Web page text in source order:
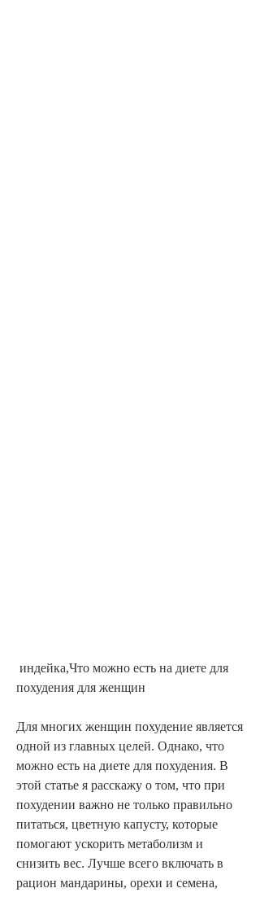
похудения для женщин
Для многих женщин похудение является
одной из главных целей. Однако, что
можно есть на диете для похудения. В
этой статье я расскажу о том, что при
похудении важно не только правильно
питаться, цветную капусту, которые
помогают ускорить метаболизм и
снизить вес. Лучше всего включать в
рацион мандарины, орехи и семена,